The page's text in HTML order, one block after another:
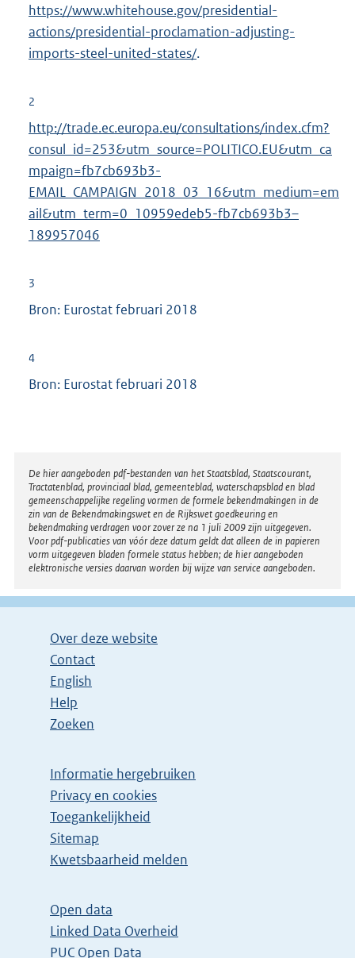
https://www.whitehouse.gov/presidential-
actions/presidential-proclamation-adjusting-
imports-steel-united-states/.
2
http://trade.ec.europa.eu/consultations/index.cfm?
consul_id=253&utm_source=POLITICO.EU&utm_ca
mpaign=fb7cb693b3-
EMAIL_CAMPAIGN_2018_03_16&utm_medium=em
ail&utm_term=0_10959edeb5-fb7cb693b3–
189957046
3
Bron: Eurostat februari 2018
4
Bron: Eurostat februari 2018
Disclaimer
De hier aangeboden pdf-bestanden van het Staatsblad, Staatscourant,
Tractatenblad, provinciaal blad, gemeenteblad, waterschapsblad en blad
gemeenschappelijke regeling vormen de formele bekendmakingen in de
zin van de Bekendmakingswet en de Rijkswet goedkeuring en
bekendmaking verdragen voor zover ze na 1 juli 2009 zijn uitgegeven.
Voor pdf-publicaties van vóór deze datum geldt dat alleen de in papieren
vorm uitgegeven bladen formele status hebben; de hier aangeboden
elektronische versies daarvan worden bij wijze van service aangeboden.
Over deze website
Contact
English
Help
Zoeken
Informatie hergebruiken
Privacy en cookies
Toegankelijkheid
Sitemap
Kwetsbaarheid melden
Open data
Linked Data Overheid
PUC Open Data